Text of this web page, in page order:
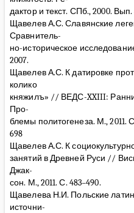
дактор и текст. СПб., 2000. Вып.
Щавелев А.С. Славянские
Сравнитель-
но-историческое
2007.
Щавелев А.С. К датировке
колико
княжилъ» // ВЕДС-XXIII:
Про-
блемы политогенеза. М., 2011.
698
Щавелев А.С. К
занятий в Древней Руси //
Джак-
сон. М., 2011. С. 483–490.
Щавелева Н.И. Польские
источни-